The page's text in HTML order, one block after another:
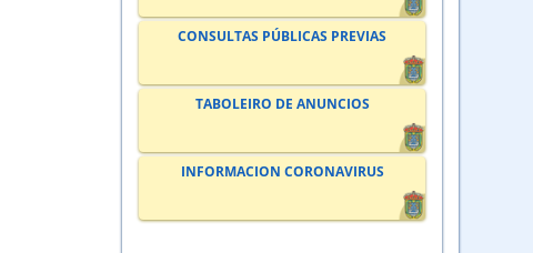
CONSULTAS PÚBLICAS PREVIAS
TABOLEIRO DE ANUNCIOS
INFORMACION CORONAVIRUS